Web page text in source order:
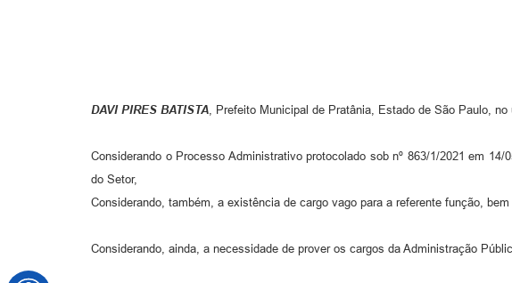
DAVI PIRES BATISTA, Prefeito Municipal de Pratânia, Estado de São Paulo,
Considerando o Processo Administrativo protocolado sob nº 863/1/2021 em
do Setor,
Considerando, também, a existência de cargo vago para a referente função,
Considerando, ainda, a necessidade de prover os cargos da Administração